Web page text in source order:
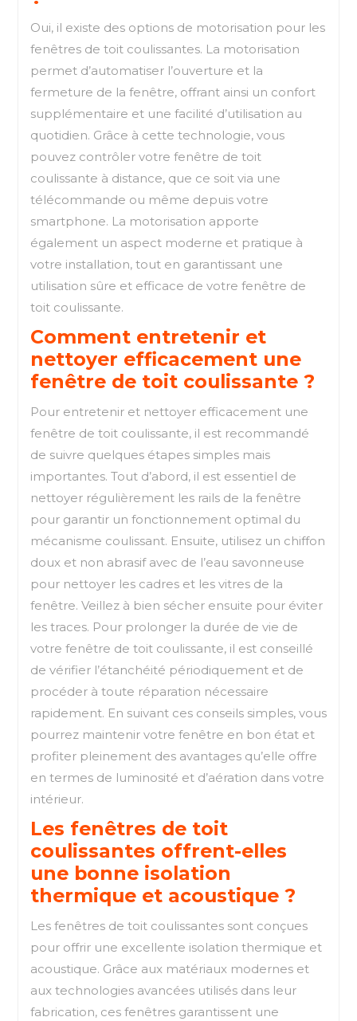
Oui, il existe des options de motorisation pour les
fenêtres de toit coulissantes. La motorisation
permet d’automatiser l’ouverture et la
fermeture de la fenêtre, offrant ainsi un confort
supplémentaire et une facilité d’utilisation au
quotidien. Grâce à cette technologie, vous
pouvez contrôler votre fenêtre de toit
coulissante à distance, que ce soit via une
télécommande ou même depuis votre
smartphone. La motorisation apporte
également un aspect moderne et pratique à
votre installation, tout en garantissant une
utilisation sûre et efficace de votre fenêtre de
toit coulissante.
Comment entretenir et
nettoyer efficacement une
fenêtre de toit coulissante ?
Pour entretenir et nettoyer efficacement une
fenêtre de toit coulissante, il est recommandé
de suivre quelques étapes simples mais
importantes. Tout d’abord, il est essentiel de
nettoyer régulièrement les rails de la fenêtre
pour garantir un fonctionnement optimal du
mécanisme coulissant. Ensuite, utilisez un chiffon
doux et non abrasif avec de l’eau savonneuse
pour nettoyer les cadres et les vitres de la
fenêtre. Veillez à bien sécher ensuite pour éviter
les traces. Pour prolonger la durée de vie de
votre fenêtre de toit coulissante, il est conseillé
de vérifier l’étanchéité périodiquement et de
procéder à toute réparation nécessaire
rapidement. En suivant ces conseils simples, vous
pourrez maintenir votre fenêtre en bon état et
profiter pleinement des avantages qu’elle offre
en termes de luminosité et d’aération dans votre
intérieur.
Les fenêtres de toit
coulissantes offrent-elles
une bonne isolation
thermique et acoustique ?
Les fenêtres de toit coulissantes sont conçues
pour offrir une excellente isolation thermique et
acoustique. Grâce aux matériaux modernes et
aux technologies avancées utilisés dans leur
fabrication, ces fenêtres garantissent une